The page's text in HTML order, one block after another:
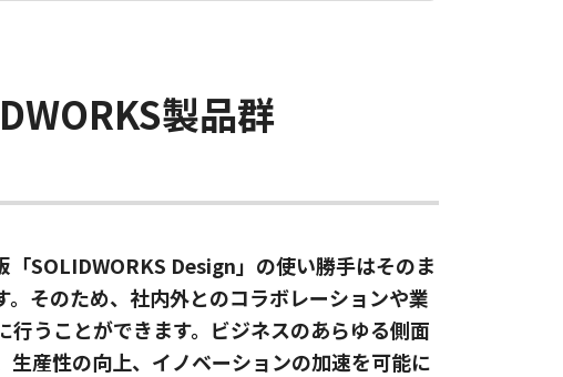
製品群
SOLIDWORKS Design」の使い勝手はそのま
そのため、社内外とのコラボレーションや業
うことができます。ビジネスのあらゆる側面
産性の向上、イノベーションの加速を可能に